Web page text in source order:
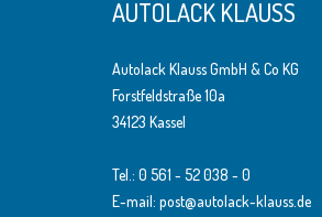
AUTOLACK KLAUSS
Autolack Klauss GmbH & Co KG
Forstfeldstraße 10a
34123 Kassel
Tel.: 0 561 - 52 038 - 0
E-mail: post@autolack-klauss.de